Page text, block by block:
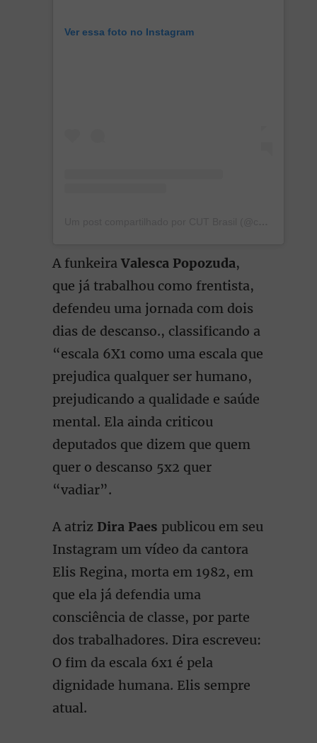
Ver essa foto no Instagram
A funkeira Valesca Popozuda,
que já trabalhou como frentista,
defendeu uma jornada com dois
dias de descanso., classificando a
“escala 6X1 como uma escala que
prejudica qualquer ser humano,
prejudicando a qualidade e saúde
mental. Ela ainda criticou
deputados que dizem que quem
quer o descanso 5x2 quer
“vadiar”.
A atriz Dira Paes publicou em seu
Instagram um vídeo da cantora
Elis Regina, morta em 1982, em
que ela já defendia uma
consciência de classe, por parte
dos trabalhadores. Dira escreveu:
O fim da escala 6x1 é pela
dignidade humana. Elis sempre
atual.